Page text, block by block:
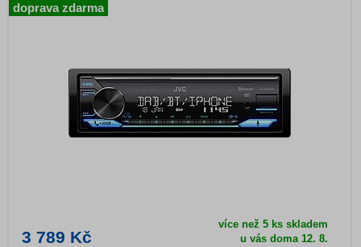
3 789 Kč
více než 5 ks skladem
u vás doma12. 8.
doprava zdarma